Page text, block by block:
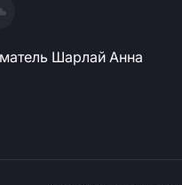
Шарлай Анна